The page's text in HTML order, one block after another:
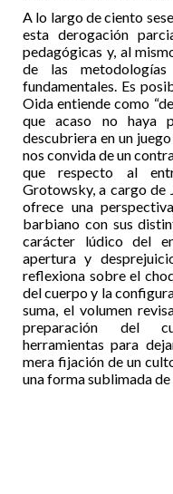
A lo largo de ciento
esta derogación
pedagógicas y, al
de las
fundamentales. Es
Oida entiende como
que acaso no haya
descubriera en un
nos convida de un
que respecto al
Grotowsky, a cargo de
ofrece una
barbiano con sus
carácter lúdico del
apertura y
reflexiona sobre el
del cuerpo y la
suma, el volumen
preparación del
herramientas para
mera fijación de un
una forma sublimada